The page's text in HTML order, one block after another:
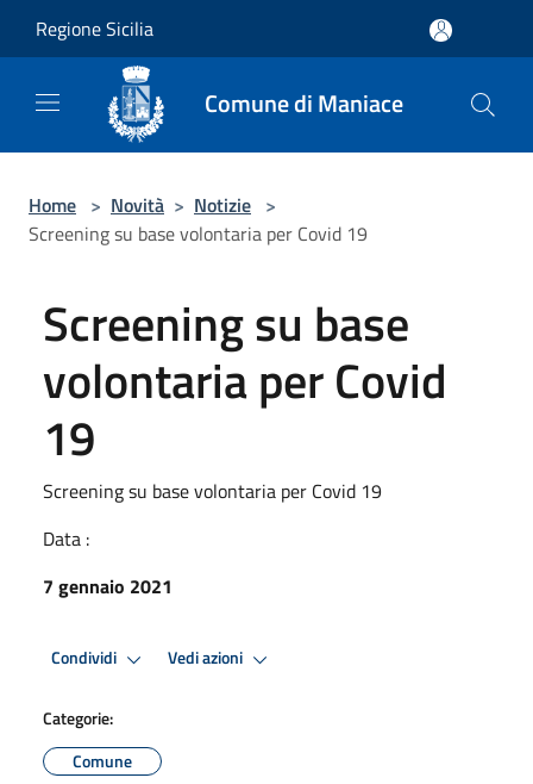
Regione Sicilia
Comune di Maniace
Home > Novità > Notizie >
Screening su base volontaria per Covid 19
Screening su base
volontaria per Covid
19
Screening su base volontaria per Covid 19
Data :
7 gennaio 2021
Condividi Vedi azioni
Categorie:
Comune